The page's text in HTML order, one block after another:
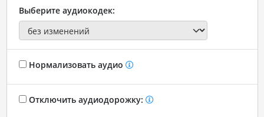
Выберите аудиокодек:
Нормализовать аудио
Отключить аудиодорожку: